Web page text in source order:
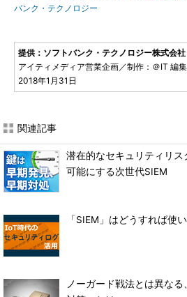
バンク・テクノロジー
提供：ソフトバンク・テクノロジー株式会社
アイティメディア営業企画／制作：＠IT 編
2018年1月31日
関連記事
潜在的なセキュリティリ
可能にする次世代SIEM
「SIEM」はどうすれば使
ノーガード戦法とは異な